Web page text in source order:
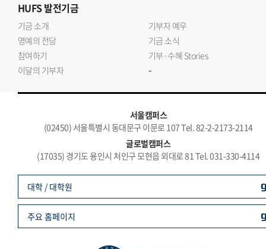
HUFS발전기금
기금 소개
기부자 예우
명예의 전당
기금 소식
참여하기
기부·수혜 Stories
이달의 기부자
-
서울캠퍼스
(02450) 서울특별시 동대문구 이문로 107 Tel. 82-2-2173-2114
글로벌캠퍼스
(17035) 경기도 용인시 처인구 모현읍 외대로 81 Tel. 031-330-4114
대학 / 대학원
주요 홈페이지